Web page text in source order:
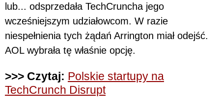
lub... odsprzedała TechCruncha jego
wcześniejszym udziałowcom. W razie
niespełnienia tych żądań Arrington miał odejść.
AOL wybrała tę właśnie opcję.
>>> Czytaj: Polskie startupy na
TechCrunch Disrupt